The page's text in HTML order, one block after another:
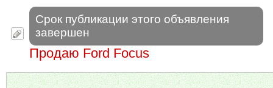
Срок публикации этого объявления
завершен
Продаю Ford Focus